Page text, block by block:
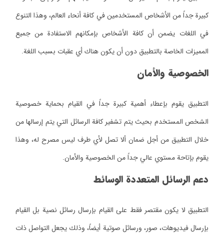
كبيرة جداً من الأشخاص المستخدمين في كافة أنحاء العالم، وهذا التنوع
في اللغات يضمن أن كافة الأشخاص بإمكانهم الاستفادة من جميع
المميزات الخاصة بالتطبيق دون أن يكون هناك أي عقبات بسبب اللغة.
الخصوصية والأمان
التطبيق يقوم بإعطاء أهمية كبيرة جداً في القيام بحماية خصوصية
الشخص المستخدم بحيث يتم تشفير كافة الرسائل التي يتم إرسالها من
خلال التطبيق من أجل ضمان ألا تصل لأي طرف ليس مصرح له، وهذا
يقوم بإتاحة مستوي عالي جداً من الخصوصية والأمان.
دعم الرسائل المتعددة الوسائط
التطبيق لا يكون مقتصر فقط على القيام بإرسال رسائل نصية بل القيام
بإرسال فيديوهات، صور، ورسائل صوتية أيضاً، وذلك يجعل التواصل ذات